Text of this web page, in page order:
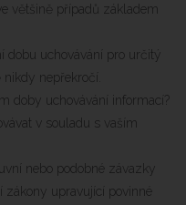
většině případů základem
dobu uchovávání pro určitý
nepřekročí.
doby uchovávání informací?
v souladu s vaším
nebo podobné závazky
zákony upravující povinné